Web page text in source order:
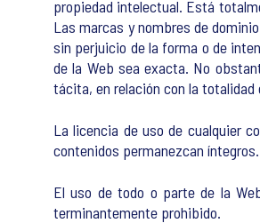
propiedad intelectual. Está
Las marcas y nombres de
sin perjuicio de la forma o de
de la Web sea exacta. No
tácita, en relación con la totalidad
La licencia de uso de cualquier
contenidos permanezcan íntegros.
El uso de todo o parte de la
terminantemente prohibido.